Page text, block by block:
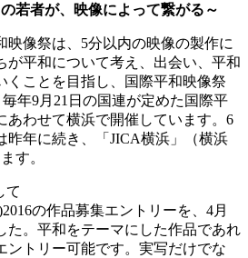
若者が、映像によって繋がる～
像祭は、5分以内の映像の製作に
が平和について考え、出会い、平和
くことを目指し、国際平和映像祭
年9月21日の国連が定めた国際平
あわせて横浜で開催しています。6
昨年に続き、「JICA横浜」（横浜
す。
て
の作品募集エントリーを、4月
た。平和をテーマにした作品であれ
ントリー可能です。実写だけでな